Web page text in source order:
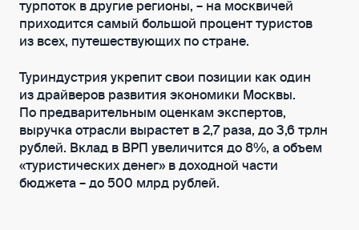
турпоток в другие регионы, – на москвичей
приходится самый большой процент туристов
из всех, путешествующих по стране.
Туриндустрия укрепит свои позиции как один
из драйверов развития экономики Москвы.
По предварительным оценкам экспертов,
выручка отрасли вырастет в 2,7 раза, до 3,6 трлн
рублей. Вклад в ВРП увеличится до 8%, а объем
«туристических денег» в доходной части
бюджета – до 500 млрд рублей.